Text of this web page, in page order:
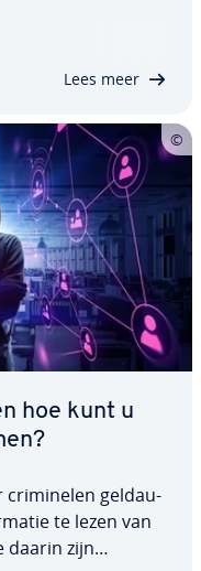
Lees meer
hoe kunt u
cri­mi­ne­len geld­au­
te lezen van
daarin zijn